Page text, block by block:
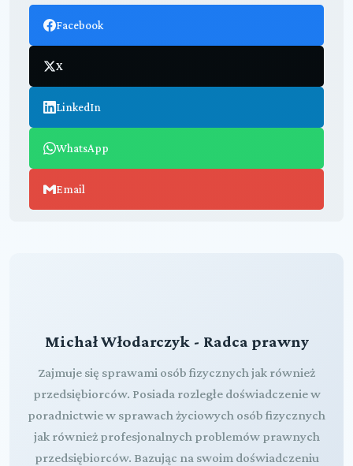
Facebook
X
LinkedIn
WhatsApp
Email
Michał Włodarczyk - Radca prawny
Zajmuje się sprawami osób fizycznych jak również
przedsiębiorców. Posiada rozległe doświadczenie w
poradnictwie w sprawach życiowych osób fizycznych
jak również profesjonalnych problemów prawnych
przedsiębiorców. Bazując na swoim doświadczeniu